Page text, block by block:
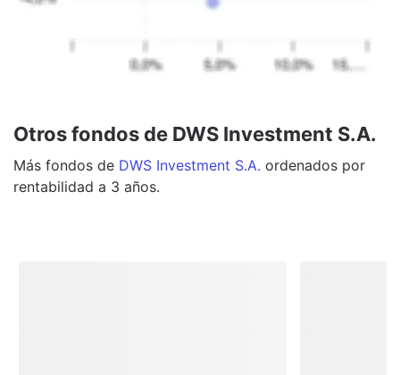
Otros fondos de DWS Investment S.A.
Más fondos de DWS Investment S.A. ordenados por
rentabilidad a 3 años.